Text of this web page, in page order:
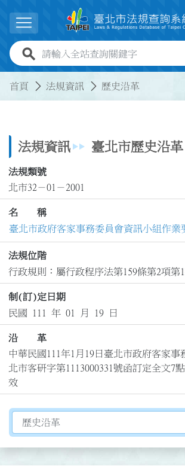
展開選單
全站查詢關鍵字欄位
首頁 法規資訊 歷史沿革
法規資訊 臺北市歷史沿革
法規類號
北市32－01－2001
名 稱
臺北市政府客家事務委員會資訊小組作業
法規位階
行政規則：屬行政程序法第159條第2項第
制(訂)定日期
民國 111 年 01 月 19 日
沿 革
中華民國111年1月19日臺北市政府客家事
北市客研字第1113000331號函訂定全文7
效
切換選擇法規資訊內容